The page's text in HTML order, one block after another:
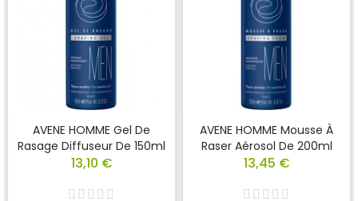
AVENE HOMME Gel De
Rasage Diffuseur De 150ml
13,10 €
AVENE HOMME Mousse À
Raser Aérosol De 200ml
13,45 €